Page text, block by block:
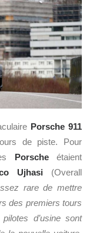
Porsche 911
de piste. Pour
Porscheétaient
Ujhasi (Overall
rare de mettre
des premiers tours
d’usine sont